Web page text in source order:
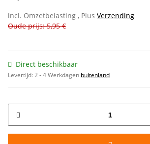
incl. Omzetbelasting , Plus Verzending
Oude prijs: 5,95 €
Direct beschikbaar
Levertijd:2 - 4 Werkdagen buitenland